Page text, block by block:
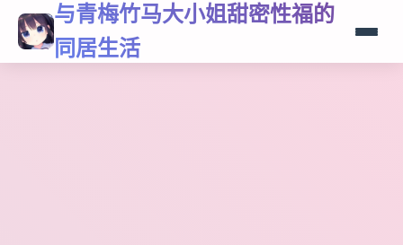
与青梅竹马大小姐甜密性福的
同居生活